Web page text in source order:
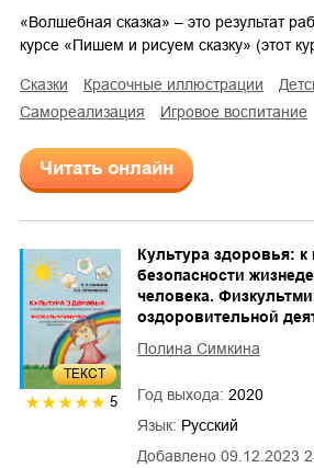
«Волшебная сказка» – это результат
курсе «Пишем и рисуем сказку» (этот
сказки красочные иллюстрации
самореализация
игровое воспитание
Читать онлайн
ТЕКСТ
5
Добавлено 09.12.2023
Культура здоровья:
безопасности
человека.
оздоровительной
Полина Симкина
Год выхода: 2020
Язык: Русский